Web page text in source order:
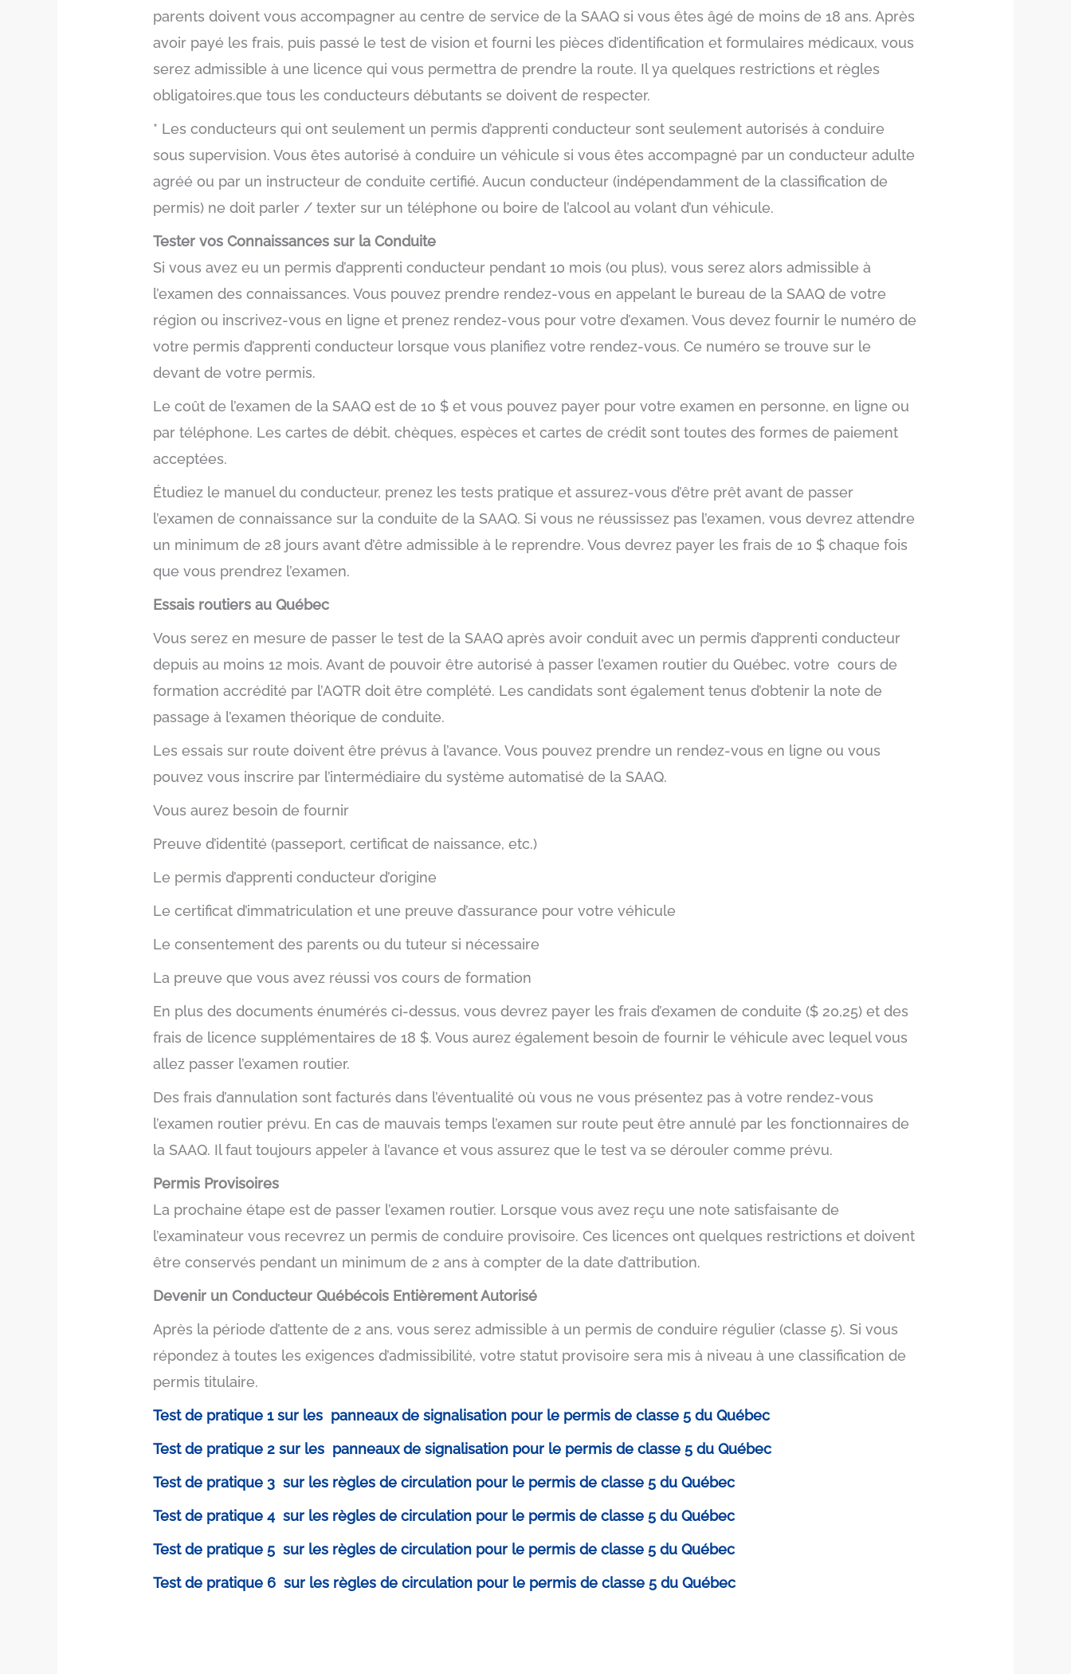
parents doivent vous accompagner au centre de service de la SAAQ si vous êtes âgé de moins de 18 ans. Après
avoir payé les frais, puis passé le test de vision et fourni les pièces d’identification et formulaires médicaux, vous
serez admissible à une licence qui vous permettra de prendre la route. Il ya quelques restrictions et règles
obligatoires.que tous les conducteurs débutants se doivent de respecter.
* Les conducteurs qui ont seulement un permis d’apprenti conducteur sont seulement autorisés à conduire
sous supervision. Vous êtes autorisé à conduire un véhicule si vous êtes accompagné par un conducteur adulte
agréé ou par un instructeur de conduite certifié. Aucun conducteur (indépendamment de la classification de
permis) ne doit parler / texter sur un téléphone ou boire de l’alcool au volant d’un véhicule.
Tester vos Connaissances sur la Conduite
Si vous avez eu un permis d’apprenti conducteur pendant 10 mois (ou plus), vous serez alors admissible à
l’examen des connaissances. Vous pouvez prendre rendez-vous en appelant le bureau de la SAAQ de votre
région ou inscrivez-vous en ligne et prenez rendez-vous pour votre d’examen. Vous devez fournir le numéro de
votre permis d’apprenti conducteur lorsque vous planifiez votre rendez-vous. Ce numéro se trouve sur le
devant de votre permis.
Le coût de l’examen de la SAAQ est de 10 $ et vous pouvez payer pour votre examen en personne, en ligne ou
par téléphone. Les cartes de débit, chèques, espèces et cartes de crédit sont toutes des formes de paiement
acceptées.
Étudiez le manuel du conducteur, prenez les tests pratique et assurez-vous d’être prêt avant de passer
l’examen de connaissance sur la conduite de la SAAQ. Si vous ne réussissez pas l’examen, vous devrez attendre
un minimum de 28 jours avant d’être admissible à le reprendre. Vous devrez payer les frais de 10 $ chaque fois
que vous prendrez l’examen.
Essais routiers au Québec
Vous serez en mesure de passer le test de la SAAQ après avoir conduit avec un permis d’apprenti conducteur
depuis au moins 12 mois. Avant de pouvoir être autorisé à passer l’examen routier du Québec, votre cours de
formation accrédité par l’AQTR doit être complété. Les candidats sont également tenus d’obtenir la note de
passage à l’examen théorique de conduite.
Les essais sur route doivent être prévus à l’avance. Vous pouvez prendre un rendez-vous en ligne ou vous
pouvez vous inscrire par l’intermédiaire du système automatisé de la SAAQ.
Vous aurez besoin de fournir
Preuve d’identité (passeport, certificat de naissance, etc.)
Le permis d’apprenti conducteur d’origine
Le certificat d’immatriculation et une preuve d’assurance pour votre véhicule
Le consentement des parents ou du tuteur si nécessaire
La preuve que vous avez réussi vos cours de formation
En plus des documents énumérés ci-dessus, vous devrez payer les frais d’examen de conduite ($ 20,25) et des
frais de licence supplémentaires de 18 $. Vous aurez également besoin de fournir le véhicule avec lequel vous
allez passer l’examen routier.
Des frais d’annulation sont facturés dans l’éventualité où vous ne vous présentez pas à votre rendez-vous
l’examen routier prévu. En cas de mauvais temps l’examen sur route peut être annulé par les fonctionnaires de
la SAAQ. Il faut toujours appeler à l’avance et vous assurez que le test va se dérouler comme prévu.
Permis Provisoires
La prochaine étape est de passer l’examen routier. Lorsque vous avez reçu une note satisfaisante de
l’examinateur vous recevrez un permis de conduire provisoire. Ces licences ont quelques restrictions et doivent
être conservés pendant un minimum de 2 ans à compter de la date d’attribution.
Devenir un Conducteur Québécois Entièrement Autorisé
Après la période d’attente de 2 ans, vous serez admissible à un permis de conduire régulier (classe 5). Si vous
répondez à toutes les exigences d’admissibilité, votre statut provisoire sera mis à niveau à une classification de
permis titulaire.
Test de pratique 1 sur les panneaux de signalisation pour le permis de classe 5 du Québec
Test de pratique 2 sur les panneaux de signalisation pour le permis de classe 5 du Québec
Test de pratique 3 sur les règles de circulation pour le permis de classe 5 du Québec
Test de pratique 4 sur les règles de circulation pour le permis de classe 5 du Québec
Test de pratique 5 sur les règles de circulation pour le permis de classe 5 du Québec
Test de pratique 6 sur les règles de circulation pour le permis de classe 5 du Québec